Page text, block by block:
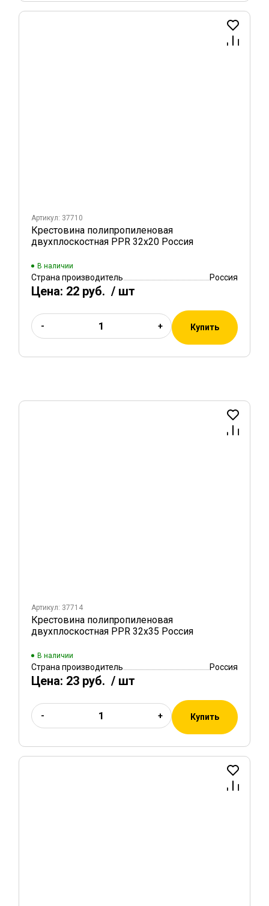
Артикул: 37710
Крестовина полипропиленовая
двухплоскостная PPR 32х20 Россия
В наличии
Страна производитель Россия
Цена: 22 руб. / шт
- + Купить
Артикул: 37714
Крестовина полипропиленовая
двухплоскостная PPR 32х35 Россия
В наличии
Страна производитель Россия
Цена: 23 руб. / шт
- + Купить